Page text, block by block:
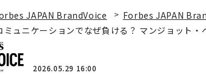
JAPAN BrandVoice
Forbes JAPAN
ミュニケーションでなぜ負ける？ マンジョット・
2026.05.29 16:00